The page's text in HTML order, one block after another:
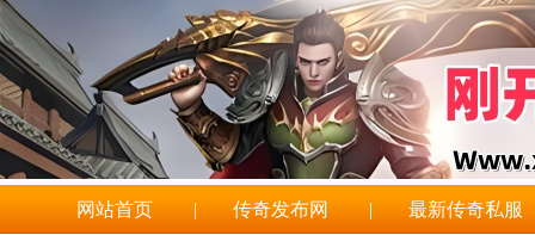
网站首页 | 传奇发布网 | 最新传奇私服